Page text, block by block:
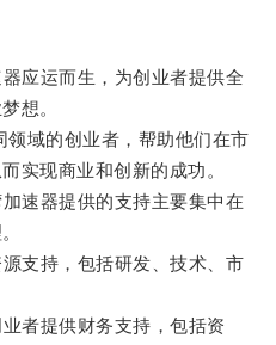
运而生，为创业者提供全
想。
域的创业者，帮助他们在市
实现商业和创新的成功。
器提供的支持主要集中在
持，包括研发、技术、市
提供财务支持，包括资